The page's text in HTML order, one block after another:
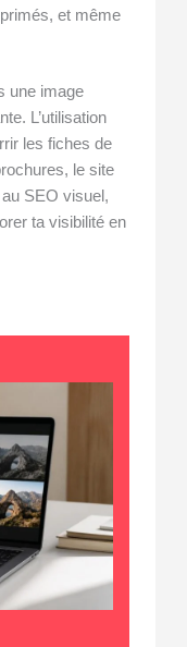
et même
une image
L’utilisation
les fiches de
le site
SEO visuel,
ta visibilité en